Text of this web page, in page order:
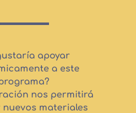
apoyar
a este
nos permitirá
materiales